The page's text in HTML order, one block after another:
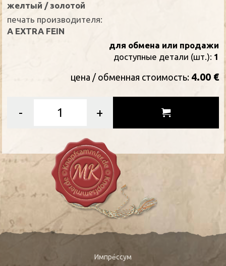
желтый / золотой
печать производителя:
A EXTRA FEIN
для обмена или продажи
доступные детали (шт.): 1
цена / oбменная стоимость: 4.00 €
- +
Импре́ссум